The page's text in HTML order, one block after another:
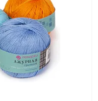
Сравнение
Под заказ